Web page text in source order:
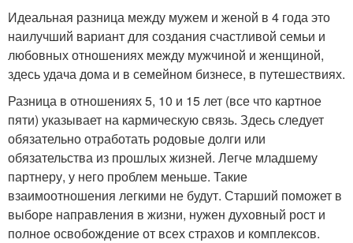
Идеальная разница между мужем и женой в 4 года это
наилучший вариант для создания счастливой семьи и
любовных отношениях между мужчиной и женщиной,
здесь удача дома и в семейном бизнесе, в путешествиях.
Разница в отношениях 5, 10 и 15 лет (все что картное
пяти) указывает на кармическую связь. Здесь следует
обязательно отработать родовые долги или
обязательства из прошлых жизней. Легче младшему
партнеру, у него проблем меньше. Такие
взаимоотношения легкими не будут. Старший поможет в
выборе направления в жизни, нужен духовный рост и
полное освобождение от всех страхов и комплексов.